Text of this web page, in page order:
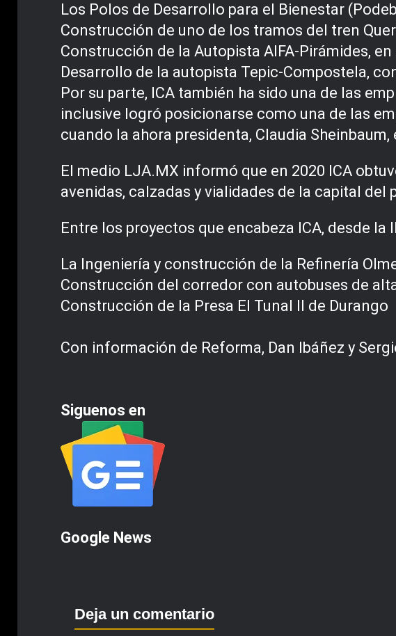
Los Polos de Desarrollo para el Bienestar
Construcción de uno de los tramos del tren
Construcción de la Autopista AIFA-Pirámides,
Desarrollo de la autopista Tepic-Compostela,
Por su parte, ICA también ha sido una de las
inclusive logró posicionarse como una de las
cuando la ahora presidenta, Claudia
El medio LJA.MX informó que en 2020 ICA
avenidas, calzadas y vialidades de la capital del
Entre los proyectos que encabeza ICA, desde la
La Ingeniería y construcción de la Refinería
Construcción del corredor con autobuses de
Construcción de la Presa El Tunal II de Durango
Con información de Reforma, Dan Ibáñez y
Siguenos en
Google News
Deja un comentario